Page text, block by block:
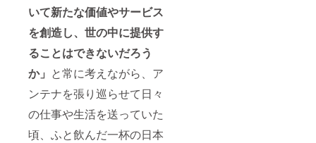
いて新たな価値やサービス
を創造し、世の中に提供す
ることはできないだろう
か」 と常に考えながら、ア
ンテナを張り巡らせて日々
の仕事や生活を送っていた
頃、ふと飲んだ一杯の日本